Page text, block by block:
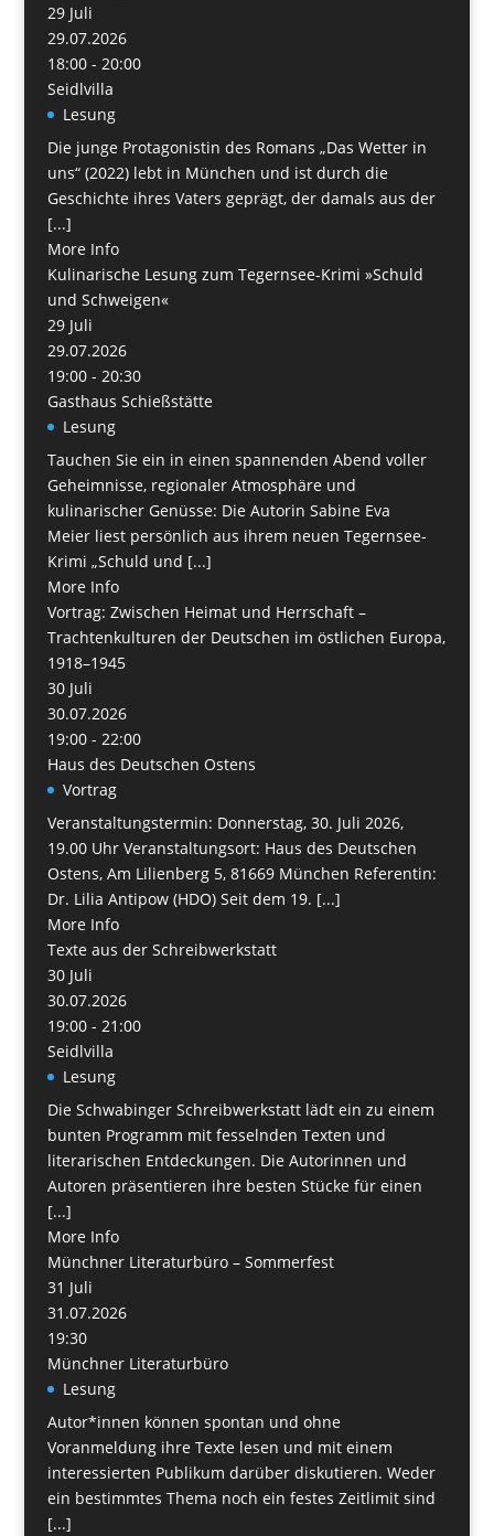
29 Juli
29.07.2026
18:00 - 20:00
Seidlvilla
Lesung
Die junge Protagonistin des Romans „Das Wetter in
uns“ (2022) lebt in München und ist durch die
Geschichte ihres Vaters geprägt, der damals aus der
[...]
More Info
Kulinarische Lesung zum Tegernsee-Krimi »Schuld
und Schweigen«
29 Juli
29.07.2026
19:00 - 20:30
Gasthaus Schießstätte
Lesung
Tauchen Sie ein in einen spannenden Abend voller
Geheimnisse, regionaler Atmosphäre und
kulinarischer Genüsse: Die Autorin Sabine Eva
Meier liest persönlich aus ihrem neuen Tegernsee-
Krimi „Schuld und [...]
More Info
Vortrag: Zwischen Heimat und Herrschaft –
Trachtenkulturen der Deutschen im östlichen Europa,
1918–1945
30 Juli
30.07.2026
19:00 - 22:00
Haus des Deutschen Ostens
Vortrag
Veranstaltungstermin: Donnerstag, 30. Juli 2026,
19.00 Uhr Veranstaltungsort: Haus des Deutschen
Ostens, Am Lilienberg 5, 81669 München Referentin:
Dr. Lilia Antipow (HDO) Seit dem 19. [...]
More Info
Texte aus der Schreibwerkstatt
30 Juli
30.07.2026
19:00 - 21:00
Seidlvilla
Lesung
Die Schwabinger Schreibwerkstatt lädt ein zu einem
bunten Programm mit fesselnden Texten und
literarischen Entdeckungen. Die Autorinnen und
Autoren präsentieren ihre besten Stücke für einen
[...]
More Info
Münchner Literaturbüro – Sommerfest
31 Juli
31.07.2026
19:30
Münchner Literaturbüro
Lesung
Autor*innen können spontan und ohne
Voranmeldung ihre Texte lesen und mit einem
interessierten Publikum darüber diskutieren. Weder
ein bestimmtes Thema noch ein festes Zeitlimit sind
[...]